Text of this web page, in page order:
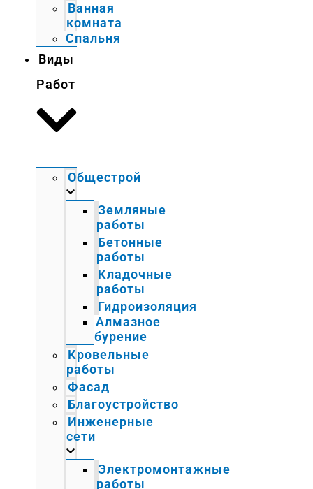
Ванная
комната
Спальня
Виды
Работ
Общестрой
Земляные
работы
Бетонные
работы
Кладочные
работы
Гидроизоляция
Алмазное
бурение
Кровельные
работы
Фасад
Благоустройство
Инженерные
сети
Электромонтажные
работы